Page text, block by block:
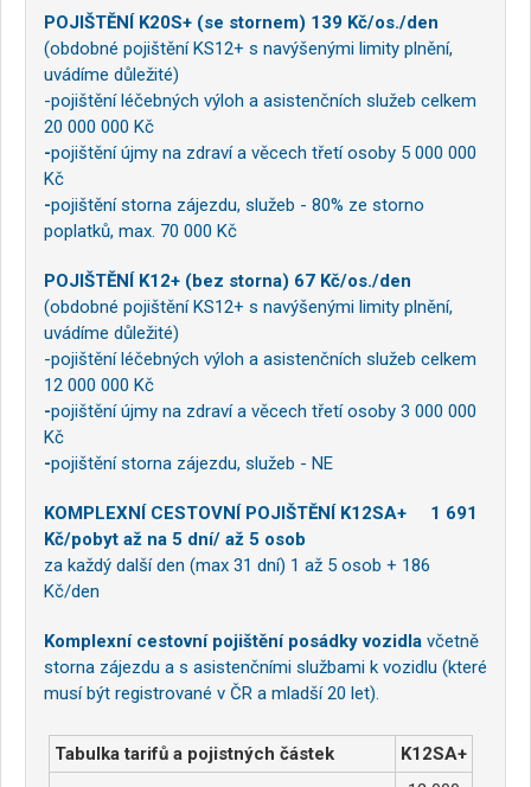
POJIŠTĚNÍ K20S+ (se stornem) 139 Kč/os./den
(obdobné pojištění KS12+ s navýšenými limity plnění,
uvádíme důležité)
-pojištění léčebných výloh a asistenčních služeb celkem
20 000 000 Kč
-pojištění újmy na zdraví a věcech třetí osoby 5 000 000
Kč
-pojištění storna zájezdu, služeb - 80% ze storno
poplatků, max. 70 000 Kč
POJIŠTĚNÍ K12+ (bez storna) 67 Kč/os./den
(obdobné pojištění KS12+ s navýšenými limity plnění,
uvádíme důležité)
-pojištění léčebných výloh a asistenčních služeb celkem
12 000 000 Kč
-pojištění újmy na zdraví a věcech třetí osoby 3 000 000
Kč
-pojištění storna zájezdu, služeb - NE
KOMPLEXNÍ CESTOVNÍ POJIŠTĚNÍ K12SA+ 1 691
Kč/pobyt až na 5 dní/ až 5 osob
za každý další den (max 31 dní) 1 až 5 osob + 186
Kč/den
Komplexní cestovní pojištění posádky vozidla včetně
storna zájezdu a s asistenčními službami k vozidlu (které
musí být registrované v ČR a mladší 20 let).
Tabulka tarifů a pojistných částek K12SA+